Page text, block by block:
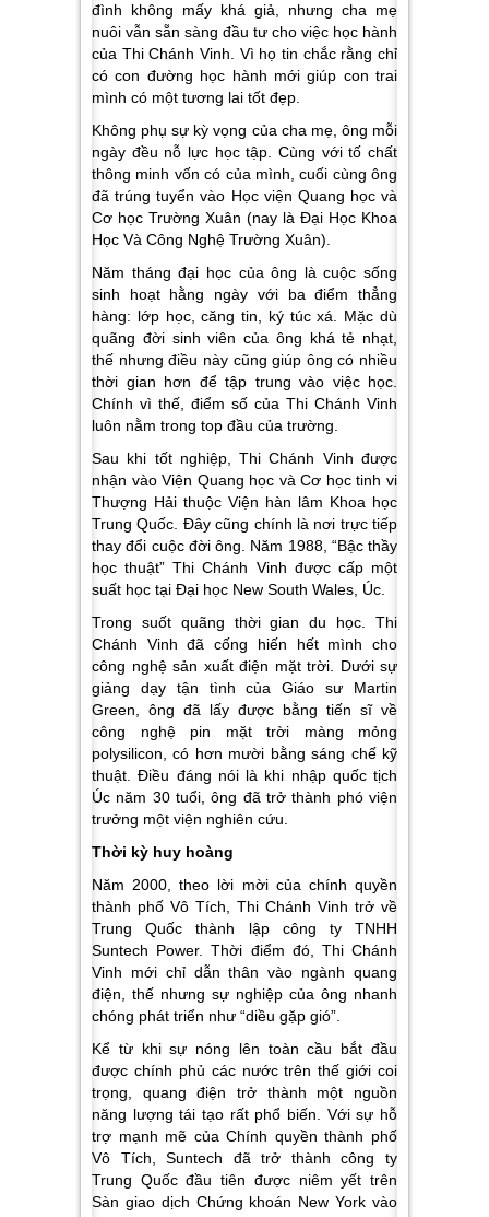
đình không mấy khá giả, nhưng cha mẹ
nuôi vẫn sẵn sàng đầu tư cho việc học hành
của Thi Chánh Vinh. Vì họ tin chắc rằng chỉ
có con đường học hành mới giúp con trai
mình có một tương lai tốt đẹp.
Không phụ sự kỳ vọng của cha mẹ, ông mỗi
ngày đều nỗ lực học tập. Cùng với tố chất
thông minh vốn có của mình, cuối cùng ông
đã trúng tuyển vào Học viện Quang học và
Cơ học Trường Xuân (nay là Đại Học Khoa
Học Và Công Nghệ Trường Xuân).
Năm tháng đại học của ông là cuộc sống
sinh hoạt hằng ngày với ba điểm thẳng
hàng: lớp học, căng tin, ký túc xá. Mặc dù
quãng đời sinh viên của ông khá tẻ nhạt,
thế nhưng điều này cũng giúp ông có nhiều
thời gian hơn để tập trung vào việc học.
Chính vì thế, điểm số của Thi Chánh Vinh
luôn nằm trong top đầu của trường.
Sau khi tốt nghiệp, Thi Chánh Vinh được
nhận vào Viện Quang học và Cơ học tinh vi
Thượng Hải thuộc Viện hàn lâm Khoa học
Trung Quốc. Đây cũng chính là nơi trực tiếp
thay đổi cuộc đời ông. Năm 1988, “Bậc thầy
học thuật” Thi Chánh Vinh được cấp một
suất học tại Đại học New South Wales, Úc.
Trong suốt quãng thời gian du học. Thi
Chánh Vinh đã cống hiến hết mình cho
công nghệ sản xuất điện mặt trời. Dưới sự
giảng dạy tận tình của Giáo sư Martin
Green, ông đã lấy được bằng tiến sĩ về
công nghệ pin mặt trời màng mỏng
polysilicon, có hơn mười bằng sáng chế kỹ
thuật. Điều đáng nói là khi nhập quốc tịch
Úc năm 30 tuổi, ông đã trở thành phó viện
trưởng một viện nghiên cứu.
Thời kỳ huy hoàng
Năm 2000, theo lời mời của chính quyền
thành phố Vô Tích, Thi Chánh Vinh trở về
Trung Quốc thành lập công ty TNHH
Suntech Power. Thời điểm đó, Thi Chánh
Vinh mới chỉ dẫn thân vào ngành quang
điện, thế nhưng sự nghiệp của ông nhanh
chóng phát triển như “diều gặp gió”.
Kể từ khi sự nóng lên toàn cầu bắt đầu
được chính phủ các nước trên thế giới coi
trọng, quang điện trở thành một nguồn
năng lượng tái tạo rất phổ biến. Với sự hỗ
trợ mạnh mẽ của Chính quyền thành phố
Vô Tích, Suntech đã trở thành công ty
Trung Quốc đầu tiên được niêm yết trên
Sàn giao dịch Chứng khoán New York vào